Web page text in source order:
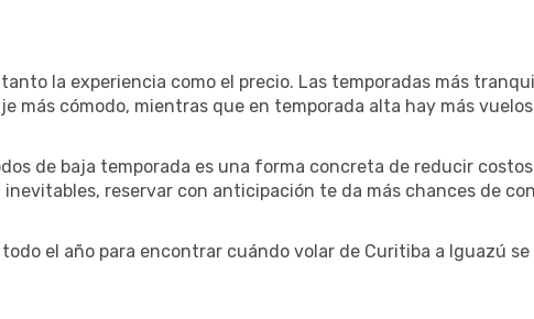
la experiencia como el precio. Las temporadas más
más cómodo, mientras que en temporada alta hay más
de baja temporada es una forma concreta de reducir
reservar con anticipación te da más chances de
el año para encontrar cuándo volar de Curitiba a Iguazú